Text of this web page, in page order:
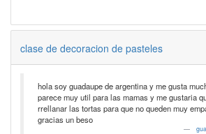
clase de decoracion de pasteles
hola soy guadaupe de argentina y me gusta
parece muy util para las mamas y me gustaria
rrellanar las tortas para que no queden muy
gracias un beso